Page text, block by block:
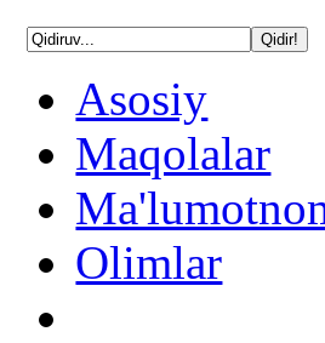
Asosiy
Maqolalar
Olimlar